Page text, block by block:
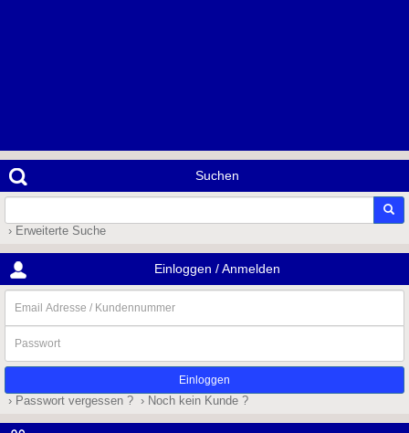
Suchen
› Erweiterte Suche
Einloggen / Anmelden
Adresse
/
Kundennummer
› Passwort vergessen ? › Noch kein Kunde ?